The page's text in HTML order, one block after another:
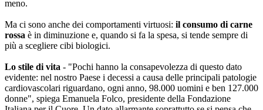
meno.
Ma ci sono anche dei comportamenti virtuosi: il consumo di carne
rossa è in diminuzione e, quando si fa la spesa, si tende sempre di
più a scegliere cibi biologici.
Lo stile di vita - "Pochi hanno la consapevolezza di questo dato
evidente: nel nostro Paese i decessi a causa delle principali patologie
cardiovascolari riguardano, ogni anno, 98.000 uomini e ben 127.000
donne", spiega Emanuela Folco, presidente della Fondazione